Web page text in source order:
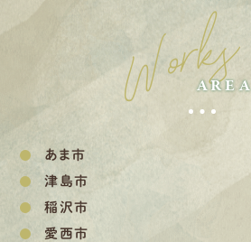
Works
AREA
あま市
津島市
稲沢市
愛西市